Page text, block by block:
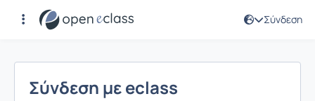
Σύνδεση
Σύνδεση
Σύνδεση με eclass